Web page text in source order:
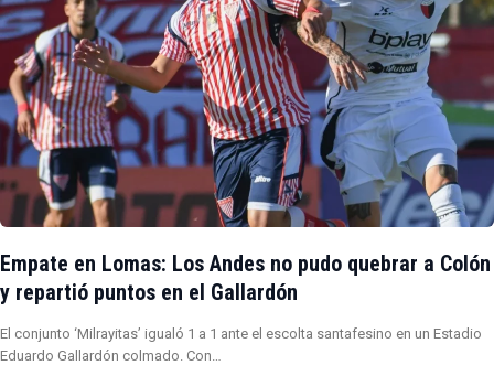
Empate en Lomas: Los Andes no pudo quebrar a Colón
y repartió puntos en el Gallardón
El conjunto ‘Milrayitas’ igualó 1 a 1 ante el escolta santafesino en un Estadio
Eduardo Gallardón colmado. Con…